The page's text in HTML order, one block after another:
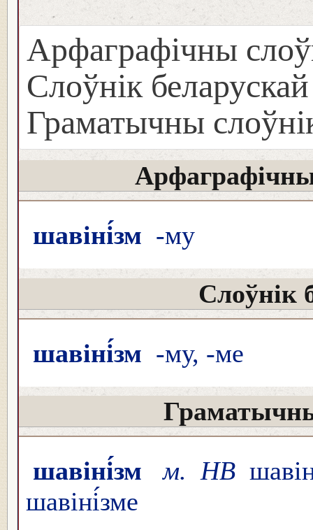
Арфаграфічны
Слоўнік
Граматычны
шавіні́зм -му
Слоўнік
шавіні́зм -му, -ме
шавіні́зм м. НВ
шавіні́зме